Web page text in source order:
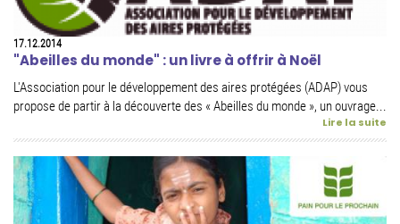
17.12.2014
"Abeilles du monde" : un livre à offrir à Noël
L'Association pour le développement des aires protégées (ADAP) vous
propose de partir à la découverte des « Abeilles du monde », un ouvrage...
Lire la suite